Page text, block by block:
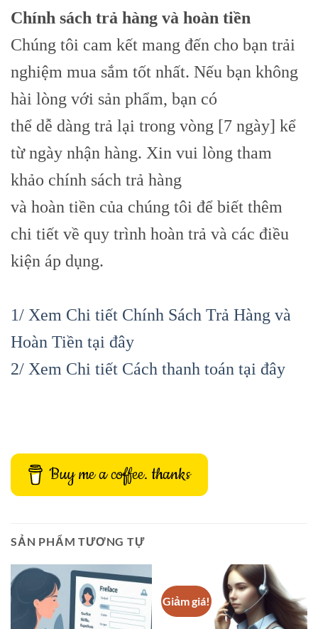
Chính sách trả hàng và hoàn tiền
Chúng tôi cam kết mang đến cho bạn trải
nghiệm mua sắm tốt nhất. Nếu bạn không
hài lòng với sản phẩm, bạn có
thể dễ dàng trả lại trong vòng [7 ngày] kể
từ ngày nhận hàng. Xin vui lòng tham
khảo chính sách trả hàng
và hoàn tiền của chúng tôi để biết thêm
chi tiết về quy trình hoàn trả và các điều
kiện áp dụng.
1/ Xem Chi tiết Chính Sách Trả Hàng và
Hoàn Tiền tại đây
2/ Xem Chi tiết Cách thanh toán tại đây
Buy me a coffee. thanks
SẢN PHẨM TƯƠNG TỰ
Giảm giá!